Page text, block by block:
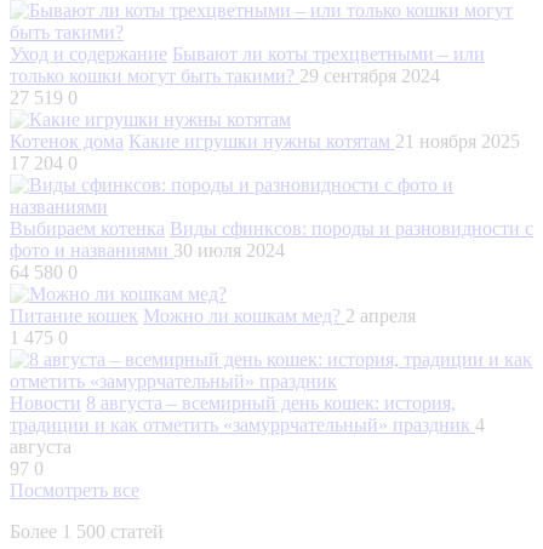
Уход и содержание Бывают ли коты трехцветными – или
только кошки могут быть такими? 29 сентября 2024
27 519 0
Котенок дома Какие игрушки нужны котятам 21 ноября 2025
17 204 0
Выбираем котенка Виды сфинксов: породы и разновидности с
фото и названиями 30 июля 2024
64 580 0
Питание кошек Можно ли кошкам мед? 2 апреля
1 475 0
Новости 8 августа – всемирный день кошек: история,
традиции и как отметить «замуррчательный» праздник 4
августа
97 0
Посмотреть все
Более 1 500 статей